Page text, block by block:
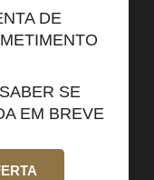
DE
SE
EM BREVE